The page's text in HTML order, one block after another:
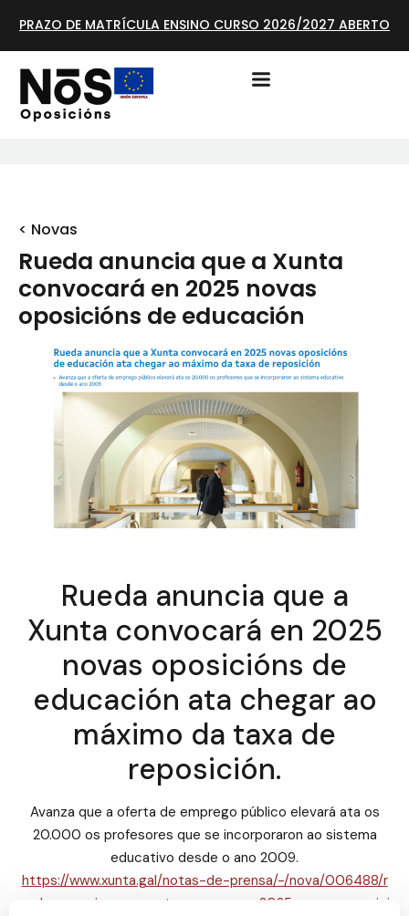
< Novas
Rueda anuncia que a Xunta
convocará en 2025 novas
oposicións de educación
Rueda anuncia que a
Xunta convocará en 2025
novas oposicións de
educación ata chegar ao
máximo da taxa de
reposición.
Avanza que a oferta de emprego público elevará ata os
20.000 os profesores que se incorporaron ao sistema
educativo desde o ano 2009.
https://www.xunta.gal/notas-de-prensa/-/nova/006488/r
ueda-anuncia-que-xunta-convocara-2025-novas-oposici